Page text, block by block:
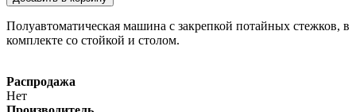
Полуавтоматическая машина с закрепкой потайных стежков, в
комплекте со стойкой и столом.
Распродажа
Нет